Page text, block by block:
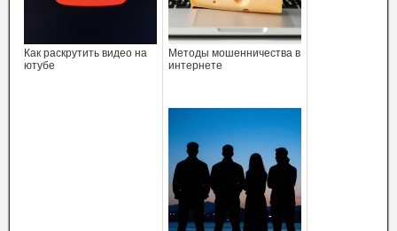
Как раскрутить видео на
ютубе
Методы мошенничества в
интернете